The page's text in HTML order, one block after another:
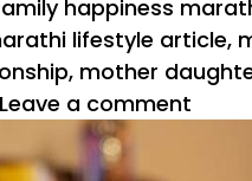
happiness
lifestyle article,
, mother
Leave a comment